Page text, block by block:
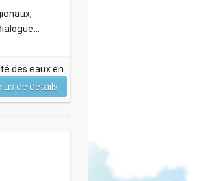
des eaux en
de détails